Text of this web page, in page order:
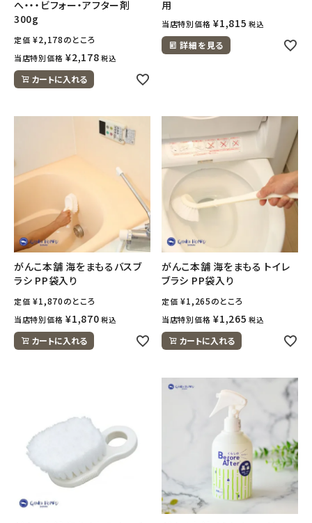
へ・・・ビフォー・アフター剤
300g
定価 ¥2,178のところ
当店特別価格 ¥2,178 税込
カートに入れる
用
当店特別価格 ¥1,815 税込
詳細を見る
がんこ本舗 海をまもるバスブ
ラシ PP袋入り
定価 ¥1,870のところ
当店特別価格 ¥1,870 税込
カートに入れる
がんこ本舗 海をまもる トイレ
ブラシ PP袋入り
定価 ¥1,265のところ
当店特別価格 ¥1,265 税込
カートに入れる